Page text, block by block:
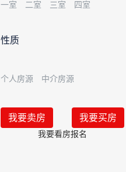
一室 二室 三室 四室
性质
个人房源 中介房源
我要卖房 我要买房
我要看房报名